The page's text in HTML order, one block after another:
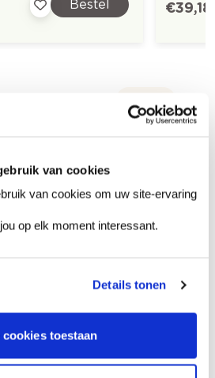
van cookies
van cookies om uw site-ervaring
op elk moment interessant.
Details tonen
cookies toestaan
Bestel € 39,18
de kleuradviseur door je
op basis van de lichtinval